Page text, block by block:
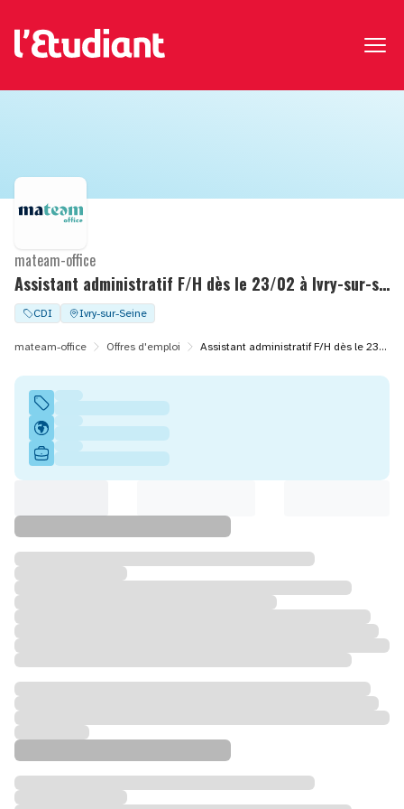
Assistant administratif F/H dès le 23/02 à Ivry-sur-seine (94)
mateam-office
CDI Ivry-sur-Seine
mateam-office Offres d'emploi Assistant administratif F/H dès le 23/02 à Ivry-sur-seine (94)